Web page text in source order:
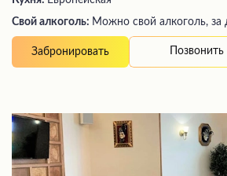
Свой алкоголь: Можно свой алкоголь, за
Забронировать Позвонить